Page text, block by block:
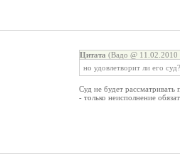
Цитата (Вадо @ 11.02.2010
но удовлетворит ли его суд?
Суд не будет рассматривать
- только неисполнение